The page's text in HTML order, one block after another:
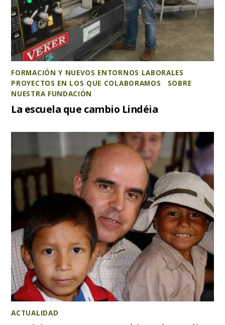
FORMACIÓN Y NUEVOS ENTORNOS LABORALES
PROYECTOS EN LOS QUE COLABORAMOS
SOBRE
NUESTRA FUNDACIÓN
La escuela que cambio Lindéia
ACTUALIDAD